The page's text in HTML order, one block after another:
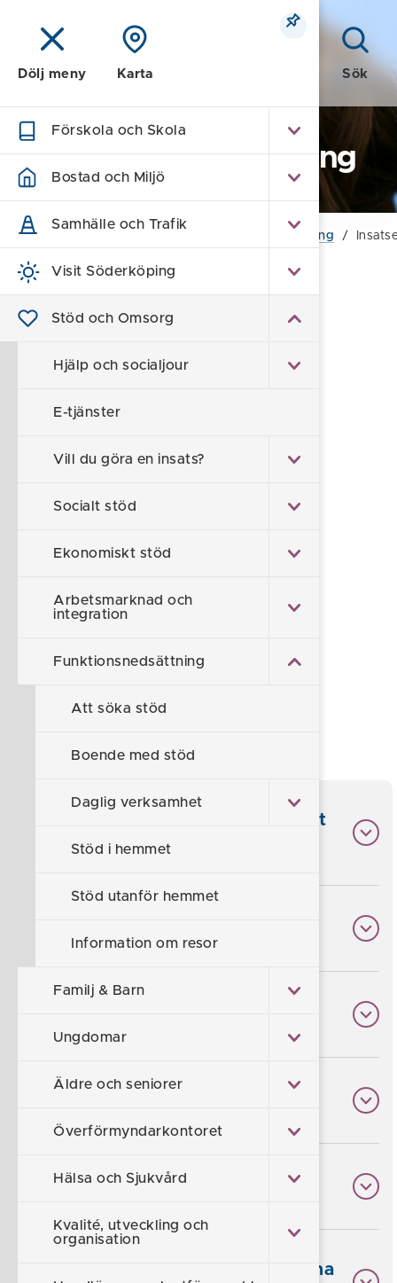
Meny Sök
Dölj meny Karta
Förskola och Skola
Bostad och Miljö
Samhälle och Trafik
Visit Söderköping
Stöd och Omsorg
Hjälp och socialjour
E-tjänster
Vill du göra en insats?
Socialt stöd
Ekonomiskt stöd
Arbetsmarknad och
integration
Funktionsnedsättning
Att söka stöd
Boende med stöd
Daglig verksamhet
Stöd i hemmet
Stöd utanför hemmet
Information om resor
Familj & Barn
Ungdomar
Äldre och seniorer
Överförmyndarkontoret
Hälsa och Sjukvård
Kvalité, utveckling och
organisation
Funktionsnedsättning
Hem Funktionsnedsättning /
Insatser enligt LSS
ger dig rätt att ansöka om tio insatser
LSS är ett komplement till andra lagar
En ansökan om stöd och service
från dig som tillhör en personkrets,
om det är en av de tio insatserna.
Orsaken till detta är att det
för det mesta är till din fördel.
1. Rådgivning och annat personligt
5. Avlösarservice i hemmet
6. Korttidsvistelse utanför det egna